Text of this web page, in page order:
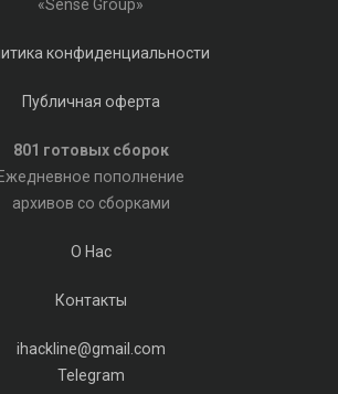
«Sense Group»
конфиденциальности
Публичная оферта
801 готовых сборок
Ежедневное пополнение
архивов со сборками
О Нас
Контакты
ihackline@gmail.com
Telegram